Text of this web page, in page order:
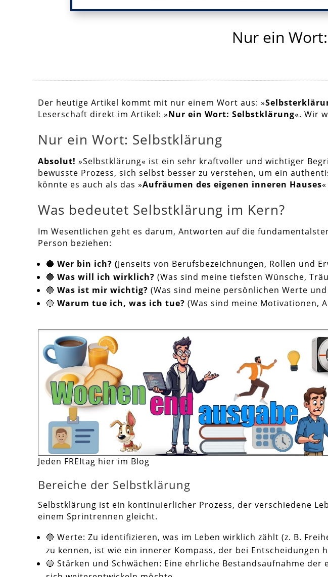
Nur ein
Der heutige Artikel kommt mit nur einem Wort aus: »
Leserschaft direkt im Artikel: »Nur ein Wort: Selbstklärung«. Wir
Nur ein Wort: Selbstklärung
Absolut! »Selbstklärung« ist ein sehr kraftvoller und wichtiger
bewusste Prozess, sich selbst besser zu verstehen, um ein
könnte es auch als das »Aufräumen des eigenen inneren Hauses
Was bedeutet Selbstklärung im Kern?
Im Wesentlichen geht es darum, Antworten auf die
Person beziehen:
🔵Wer bin ich? (Jenseits von Berufsbezeichnungen, Rollen und
🔵Was will ich wirklich? (Was sind meine tiefsten Wünsche,
🔵Was ist mir wichtig? (Was sind meine persönlichen Werte
🔵Warum tue ich, was ich tue? (Was sind meine Motivationen,
Jeden FREItag hier im Blog
Bereiche der Selbstklärung
Selbstklärung ist ein kontinuierlicher Prozess, der verschiedene
einem Sprintrennen gleicht.
🔵 Werte: Zu identifizieren, was im Leben wirklich zählt (z. B.
zu kennen, ist wie ein innerer Kompass, der bei Entscheidungen
🔵 Stärken und Schwächen: Eine ehrliche Bestandsaufnahme